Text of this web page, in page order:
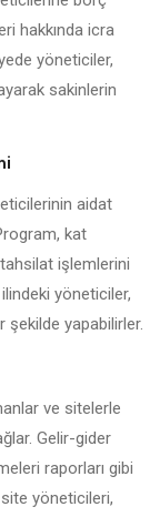
hakkında icra
yöneticiler,
sakinlerin
aidat
kat
işlemlerini
yöneticiler,
şekilde yapabilirler.
ve sitelerle
Gelir-gider
raporları gibi
yöneticileri,